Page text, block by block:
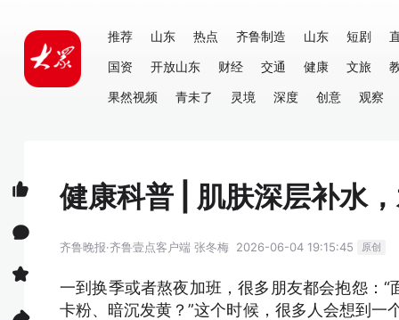
推荐 山东 热点 齐鲁制造 山东 短剧
国资
开放山东 财经 交通 健康 文旅
果然视频
青未了 灵境 深度 创意 观察
健康科普 | 肌肤深层补水
齐鲁晚报·齐鲁壹点客户端 张冬梅 2026-06-04 19:15:45 原创
一到换季或者熬夜加班，很多朋友都会抱怨：
卡粉、暗沉发黄？”这个时候，很多人会想到